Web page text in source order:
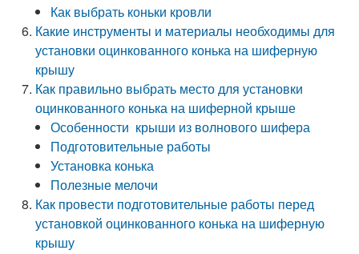
Как выбрать коньки кровли
Какие инструменты и материалы необходимы для
установки оцинкованного конька на шиферную
крышу
Как правильно выбрать место для установки
оцинкованного конька на шиферной крыше
Особенности крыши из волнового шифера
Подготовительные работы
Установка конька
Полезные мелочи
Как провести подготовительные работы перед
установкой оцинкованного конька на шиферную
крышу